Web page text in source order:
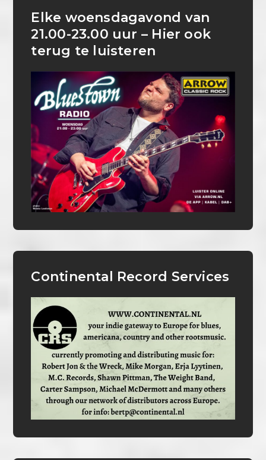
Elke woensdagavond van
21.00-23.00 uur – Hier ook
terug te luisteren
Continental Record Services